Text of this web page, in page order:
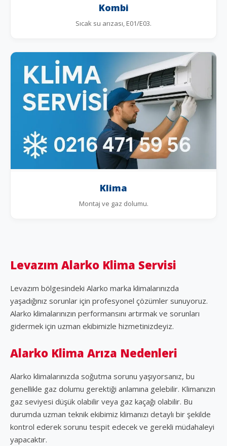
Kombi
Sıcak su arızası, E01/E03.
Klima
Montaj ve gaz dolumu.
Levazım Alarko Klima Servisi
Levazım bölgesindeki Alarko marka klimalarınızda
yaşadığınız sorunlar için profesyonel çözümler sunuyoruz.
Alarko klimalarınızın performansını artırmak ve sorunları
gidermek için uzman ekibimizle hizmetinizdeyiz.
Alarko Klima Arıza Nedenleri
Alarko klimalarınızda soğutma sorunu yaşıyorsanız, bu
genellikle gaz dolumu gerektiği anlamına gelebilir. Klimanızın
gaz seviyesi düşük olabilir veya gaz kaçağı olabilir. Bu
durumda uzman teknik ekibimiz klimanızı detaylı bir şekilde
kontrol ederek sorunu tespit edecek ve gerekli müdahaleyi
yapacaktır.